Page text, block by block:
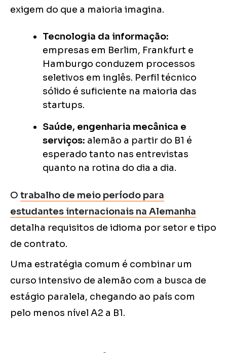
exigem do que a maioria imagina.
Tecnologia da informação:
empresas em Berlim, Frankfurt e
Hamburgo conduzem processos
seletivos em inglês. Perfil técnico
sólido é suficiente na maioria das
startups.
Saúde, engenharia mecânica e
serviços: alemão a partir do B1 é
esperado tanto nas entrevistas
quanto na rotina do dia a dia.
O trabalho de meio período para
estudantes internacionais na Alemanha
detalha requisitos de idioma por setor e tipo
de contrato.
Uma estratégia comum é combinar um
curso intensivo de alemão com a busca de
estágio paralela, chegando ao país com
pelo menos nível A2 a B1.